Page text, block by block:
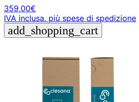
359,00€
IVA inclusa. più spese di spedizione
add_shopping_cart